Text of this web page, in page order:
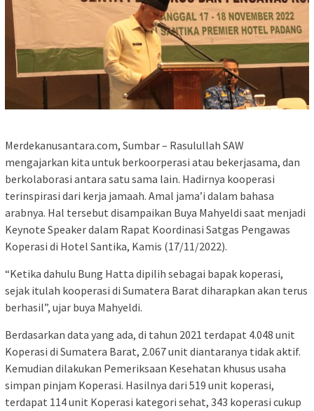
Merdekanusantara.com, Sumbar – Rasulullah SAW
mengajarkan kita untuk berkoorperasi atau bekerjasama, dan
berkolaborasi antara satu sama lain. Hadirnya kooperasi
terinspirasi dari kerja jamaah. Amal jama’i dalam bahasa
arabnya. Hal tersebut disampaikan Buya Mahyeldi saat menjadi
Keynote Speaker dalam Rapat Koordinasi Satgas Pengawas
Koperasi di Hotel Santika, Kamis (17/11/2022).
“Ketika dahulu Bung Hatta dipilih sebagai bapak koperasi,
sejak itulah kooperasi di Sumatera Barat diharapkan akan terus
berhasil”, ujar buya Mahyeldi.
Berdasarkan data yang ada, di tahun 2021 terdapat 4.048 unit
Koperasi di Sumatera Barat, 2.067 unit diantaranya tidak aktif.
Kemudian dilakukan Pemeriksaan Kesehatan khusus usaha
simpan pinjam Koperasi. Hasilnya dari 519 unit koperasi,
terdapat 114 unit Koperasi kategori sehat, 343 koperasi cukup